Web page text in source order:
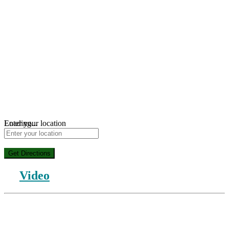
Loading...
Enter your location
Get Directions
Video